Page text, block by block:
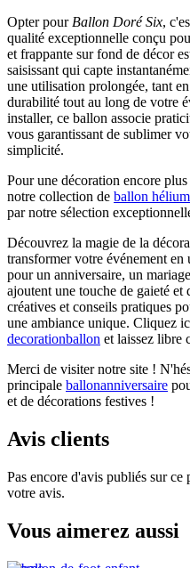
Opter pour Ballon Doré Six,
qualité exceptionnelle conçu
et frappante sur fond de décor
saisissant qui capte
une utilisation prolongée, tant
durabilité tout au long de votre
installer, ce ballon associe
vous garantissant de sublimer
simplicité.
Pour une décoration encore
notre collection de ballon
par notre sélection
Découvrez la magie de la
transformer votre événement
pour un anniversaire, un
ajoutent une touche de gaieté
créatives et conseils pratiques
une ambiance unique. Cliquez
decorationballon et laissez libre
Merci de visiter notre site !
principale ballonanniversaire
et de décorations festives !
Avis clients
Pas encore d'avis publiés sur
votre avis.
Vous aimerez aussi